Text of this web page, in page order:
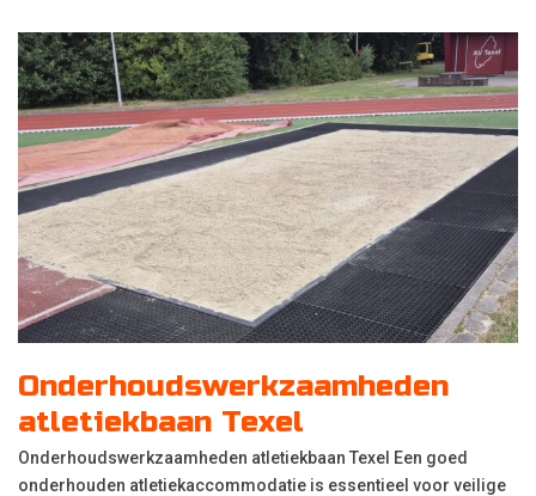
Onderhoudswerkzaamheden
atletiekbaan Texel
Onderhoudswerkzaamheden atletiekbaan Texel Een goed
onderhouden atletiekaccommodatie is essentieel voor veilige